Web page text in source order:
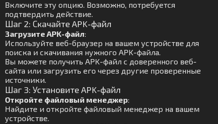
Включите эту опцию. Возможно, потребуется
подтвердить действие.
Шаг 2: Скачайте APK-файл
Загрузите APK-файл:
Используйте веб-браузер на вашем устройстве для
поиска и скачивания нужного APK-файла.
Вы можете получить APK-файл с доверенного веб-
сайта или загрузить его через другие проверенные
источники.
Шаг 3: Установите APK-файл
Откройте файловый менеджер:
Найдите и откройте файловый менеджер на вашем
устройстве.